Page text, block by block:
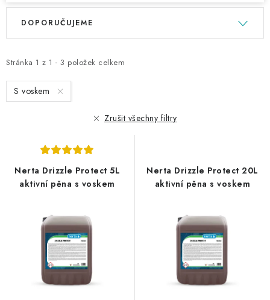
V
i
s
p
Stránka 1 z 1 - 3 položek celkem
Ř
e
n
í
DOPORUČUJEME
S voskem
Zrušit všechny filtry
Nerta Drizzle Protect 5L
aktivní pěna s voskem
Nerta Drizzle Protect 20L
aktivní pěna s voskem